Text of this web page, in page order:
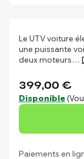
Le UTV voiture
une puissante
deux moteurs…
399,00 €
Disponible
Paiements en